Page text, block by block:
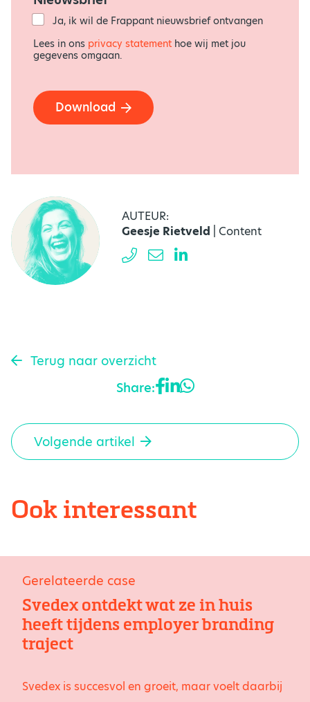
Ja, ik wil de Frappant nieuwsbrief ontvangen
Lees in ons privacy statement hoe wij met jou
gegevens omgaan.
Download
AUTEUR:
Geesje Rietveld | Content
Terug naar overzicht
Volgende artikel
Share:
Ook interessant
Gerelateerde case
Svedex ontdekt wat ze in huis
heeft tijdens employer branding
traject
Svedex is succesvol en groeit, maar voelt daarbij